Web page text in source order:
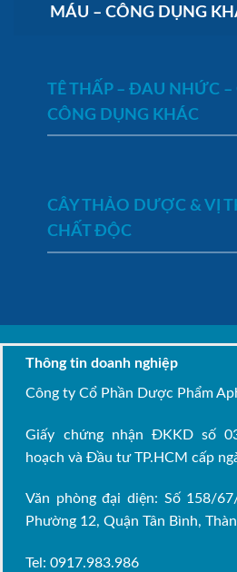
MÁU – CÔNG DỤNG
TÊ THẤP – ĐAU NHỨC
CÔNG DỤNG KHÁC
CÂY THẢO DƯỢC & VỊ
CHẤT ĐỘC
Thông tin doanh nghiệp
Công ty Cổ Phần Dược Phẩm
Giấy chứng nhận ĐKKD số
hoạch và Đầu tư TP.HCM cấp
Văn phòng đại diện: Số 158/
Phường 12, Quận Tân Bình,
Tel: 0917.983.986